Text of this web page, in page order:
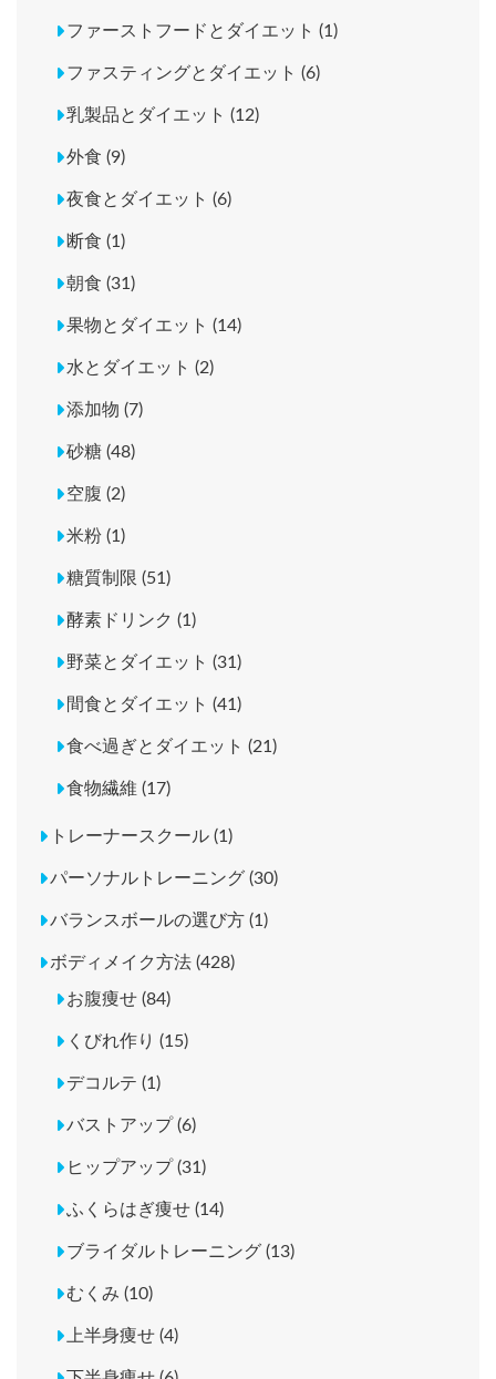
ファーストフードとダイエット (1)
ファスティングとダイエット (6)
乳製品とダイエット (12)
外食 (9)
夜食とダイエット (6)
断食 (1)
朝食 (31)
果物とダイエット (14)
水とダイエット (2)
添加物 (7)
砂糖 (48)
空腹 (2)
米粉 (1)
糖質制限 (51)
酵素ドリンク (1)
野菜とダイエット (31)
間食とダイエット (41)
食べ過ぎとダイエット (21)
食物繊維 (17)
トレーナースクール (1)
パーソナルトレーニング (30)
バランスボールの選び方 (1)
ボディメイク方法 (428)
お腹痩せ (84)
くびれ作り (15)
デコルテ (1)
バストアップ (6)
ヒップアップ (31)
ふくらはぎ痩せ (14)
ブライダルトレーニング (13)
むくみ (10)
上半身痩せ (4)